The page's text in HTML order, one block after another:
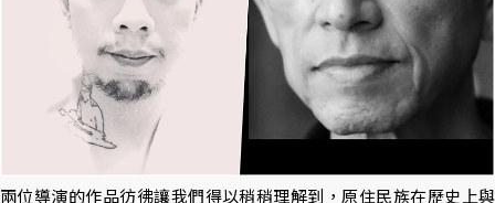
兩位導演的作品彷彿讓我們得以稍稍理解到，原住民族在歷史上與